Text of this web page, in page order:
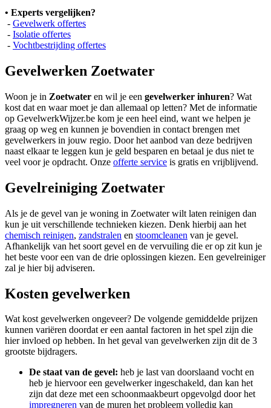
• Experts vergelijken?
- Gevelwerk offertes
- Isolatie offertes
- Vochtbestrijding offertes
Gevelwerken Zoetwater
Woon je in Zoetwater en wil je een gevelwerker inhuren? Wat
kost dat en waar moet je dan allemaal op letten? Met de informatie
op GevelwerkWijzer.be kom je een heel eind, want we helpen je
graag op weg en kunnen je bovendien in contact brengen met
gevelwerkers in jouw regio. Door het aanbod van deze bedrijven
naast elkaar te leggen kun je geld besparen en betaal je dus niet te
veel voor je opdracht. Onze offerte service is gratis en vrijblijvend.
Gevelreiniging Zoetwater
Als je de gevel van je woning in Zoetwater wilt laten reinigen dan
kun je uit verschillende technieken kiezen. Denk hierbij aan het
chemisch reinigen, zandstralen en stoomcleanen van je gevel.
Afhankelijk van het soort gevel en de vervuiling die er op zit kun je
het beste voor een van de drie oplossingen kiezen. Een gevelreiniger
zal je hier bij adviseren.
Kosten gevelwerken
Wat kost gevelwerken ongeveer? De volgende gemiddelde prijzen
kunnen variëren doordat er een aantal factoren in het spel zijn die
hier invloed op hebben. In het geval van gevelwerken zijn dit de 3
grootste bijdragers.
De staat van de gevel: heb je last van doorslaand vocht en
heb je hiervoor een gevelwerker ingeschakeld, dan kan het
zijn dat deze met een schoonmaakbeurt opgevolgd door het
impregneren van de muren het probleem volledig kan